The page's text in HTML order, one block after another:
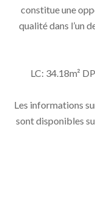
constitue une
qualité dans l’un
LC: 34.18m²
Les informations
sont disponibles